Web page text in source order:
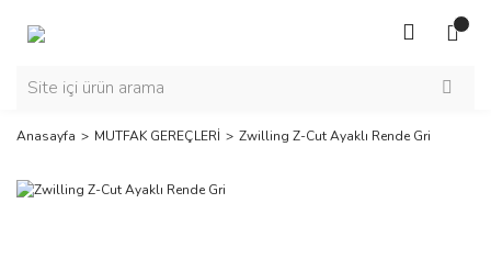
Anasayfa MUTFAK GEREÇLERİ Zwilling Z-Cut Ayaklı Rende Gri